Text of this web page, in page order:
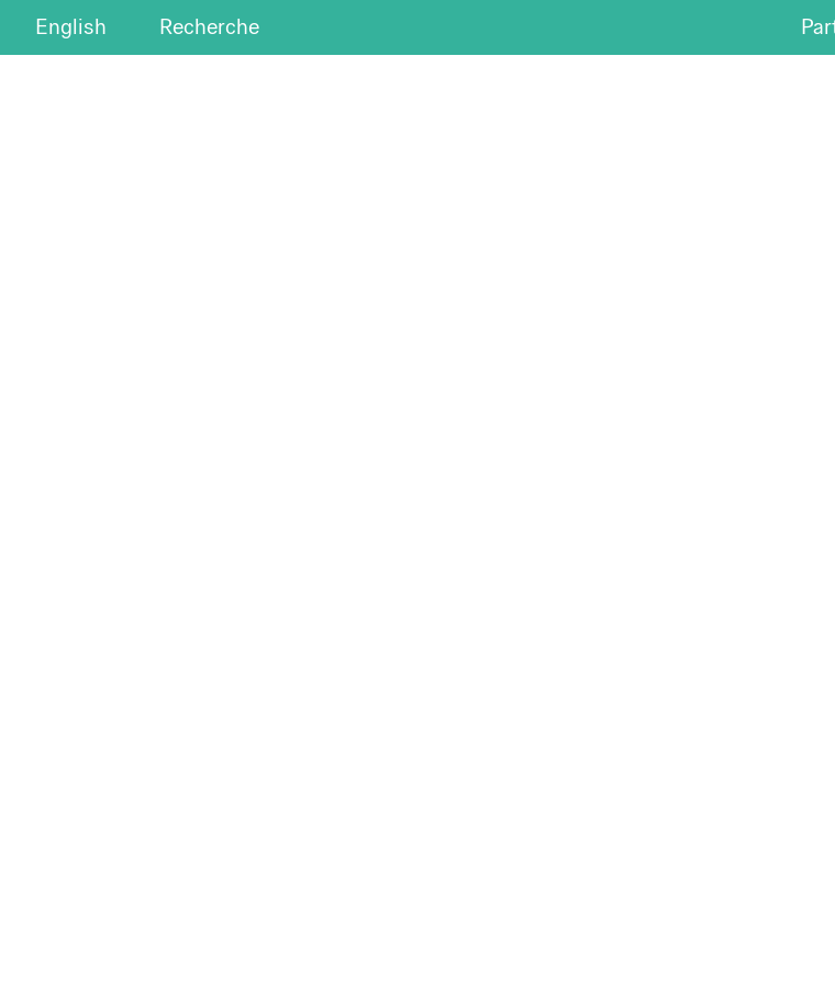
English Recherche